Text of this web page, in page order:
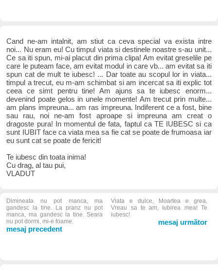
Cand ne-am intalnit, am stiut ca ceva special va exista intre
noi... Nu eram eu! Cu timpul viata si destinele noastre s-au unit...
Ce sa iti spun, mi-ai placut din prima clipa! Am evitat greselile pe
care le puteam face, am evitat modul in care vb... am evitat sa iti
spun cat de mult te iubesc! ... Dar toate au scopul lor in viata...
timpul a trecut, eu m-am schimbat si am incercat sa iti explic tot
ceea ce simt pentru tine! Am ajuns sa te iubesc enorm...
devenind poate gelos in unele momente! Am trecut prin multe...
am plans impreuna... am ras impreuna. Indiferent ce a fost, bine
sau rau, noi ne-am fost aproape si impreuna am creat o
dragoste pura! In momentul de fata, faptul ca TE IUBESC si ca
sunt IUBIT face ca viata mea sa fie cat se poate de frumoasa iar
eu sunt cat se poate de fericit!
Te iubesc din toata inima!
Cu drag, al tau pui,
VLADUT
Dimineata nu pot manca, ma
gandesc la tine. La pranz nu pot
manca, ma gandesc la tine. Seara
nu pot dormi, mi-e foame.
mesaj precedent
Viata e dulce, Moartea e grea,
Vreau sa te am, Iubirea mea! Te
iubesc!
mesaj următor